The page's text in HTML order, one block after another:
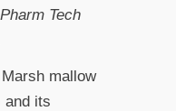
Tech
mallow
and its